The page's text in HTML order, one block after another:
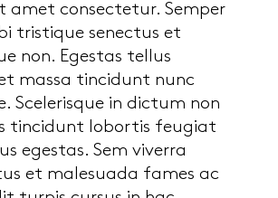
amet consectetur. Semper
tristique senectus et
non. Egestas tellus
massa tincidunt nunc
Scelerisque in dictum non
tincidunt lobortis feugiat
egestas. Sem viverra
et malesuada fames ac